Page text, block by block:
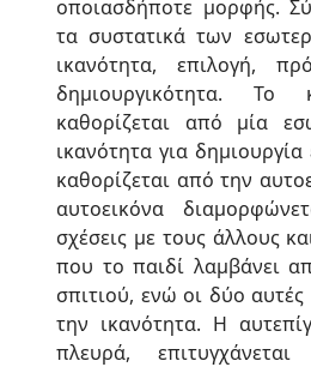
οποιασδήποτε μορφής.
τα συστατικά των
ικανότητα, επιλογή,
δημιουργικότητα.
καθορίζεται από μία
ικανότητα για
καθορίζεται από την
αυτοεικόνα
σχέσεις με τους άλλους
που το παιδί λαμβάνει
σπιτιού, ενώ οι δύο αυτές
την ικανότητα. Η
πλευρά,